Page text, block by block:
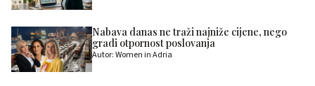
Nabava danas ne traži najniže cijene, nego
gradi otpornost poslovanja
Autor: Women in Adria